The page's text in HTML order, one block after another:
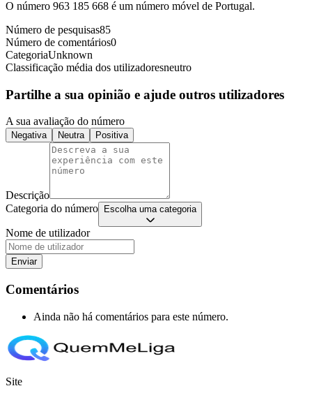
O número 963 185 668 é um número móvel de Portugal.
Número de pesquisas85
Número de comentários0
CategoriaUnknown
Classificação média dos utilizadoresneutro
Partilhe a sua opinião e ajude outros utilizadores
A sua avaliação do número
Negativa Neutra Positiva
Descrição
Categoria do número
Escolha uma categoria
Nome de utilizador
Enviar
Comentários
Ainda não há comentários para este número.
Site